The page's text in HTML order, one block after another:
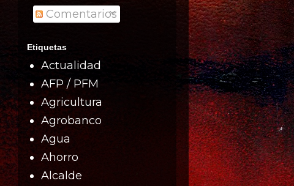
Comentarios
Etiquetas
Actualidad
AFP / PFM
Agricultura
Agrobanco
Agua
Ahorro
Alcalde